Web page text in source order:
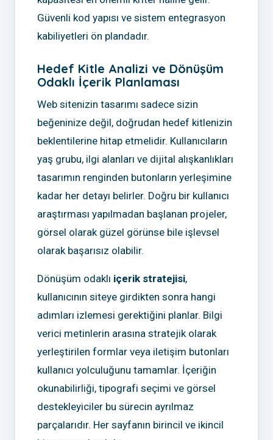
Güvenli kod yapısı ve sistem entegrasyon
kabiliyetleri ön plandadır.
Hedef Kitle Analizi ve Dönüşüm
Odaklı İçerik Planlaması
Web sitenizin tasarımı sadece sizin
beğeninize değil, doğrudan hedef kitlenizin
beklentilerine hitap etmelidir. Kullanıcıların
yaş grubu, ilgi alanları ve dijital alışkanlıkları
tasarımın renginden butonların yerleşimine
kadar her detayı belirler. Doğru bir kullanıcı
araştırması yapılmadan başlanan projeler,
görsel olarak güzel görünse bile işlevsel
olarak başarısız olabilir.
Dönüşüm odaklı içerik stratejisi,
kullanıcının siteye girdikten sonra hangi
adımları izlemesi gerektiğini planlar. Bilgi
verici metinlerin arasına stratejik olarak
yerleştirilen formlar veya iletişim butonları
kullanıcı yolculuğunu tamamlar. İçeriğin
okunabilirliği, tipografi seçimi ve görsel
destekleyiciler bu sürecin ayrılmaz
parçalarıdır. Her sayfanın birincil ve ikincil